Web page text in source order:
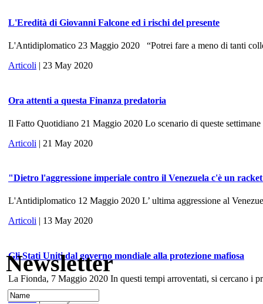
L'Eredità di Giovanni Falcone ed i rischi del presente
L'Antidiplomatico 23 Maggio 2020 “Potrei fare a meno di tanti
Articoli | 23 May 2020
Ora attenti a questa Finanza predatoria
Il Fatto Quotidiano 21 Maggio 2020 Lo scenario di queste
Articoli | 21 May 2020
"Dietro l'aggressione imperiale contro il Venezuela c'è un
L'Antidiplomatico 12 Maggio 2020 L’ ultima aggressione al
Articoli | 13 May 2020
Gli Stati Uniti dal governo mondiale alla protezione mafiosa
La Fionda, 7 Maggio 2020 In questi tempi arroventati, si cercano i
Articoli
Newsletter